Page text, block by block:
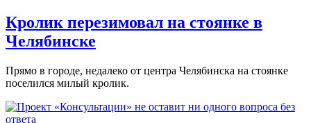
Кролик перезимовал на стоянке в
Челябинске
Прямо в городе, недалеко от центра Челябинска на стоянке
поселился милый кролик.